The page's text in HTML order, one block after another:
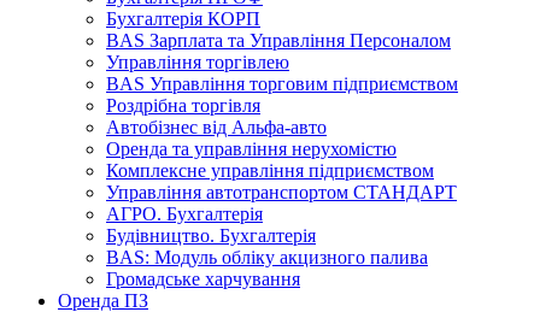
Бухгалтерія КОРП
BAS Зарплата та Управління Персоналом
Управління торгівлею
BAS Управління торговим підприємством
Роздрібна торгівля
Автобізнес від Альфа-авто
Оренда та управління нерухомістю
Комплексне управління підприємством
Управління автотранспортом СТАНДАРТ
АГРО. Бухгалтерія
Будівництво. Бухгалтерія
BAS: Модуль обліку акцизного палива
Громадське харчування
Оренда ПЗ